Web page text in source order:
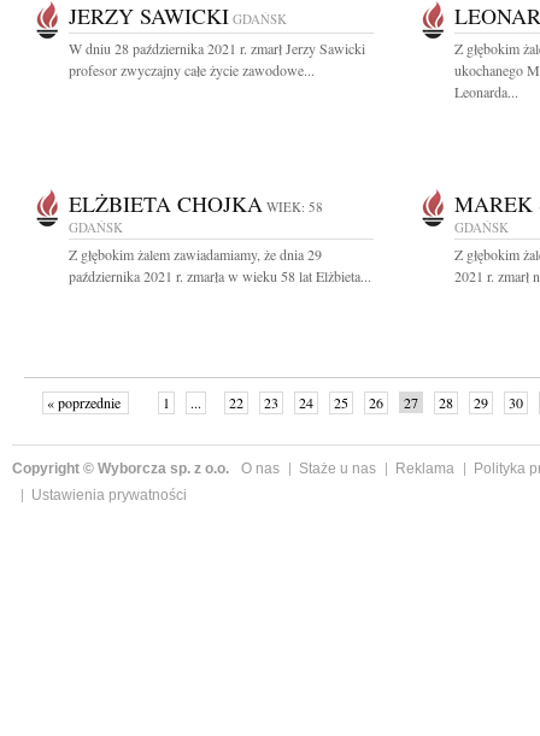
JERZY SAWICKI GDAŃSK
W dniu 28 października 2021 r. zmarł Jerzy Sawicki
profesor zwyczajny całe życie zawodowe...
Z głębokim
ukochanego
Leonarda...
ELŻBIETA CHOJKA WIEK: 58
GDAŃSK
Z głębokim żalem zawiadamiamy, że dnia 29
października 2021 r. zmarła w wieku 58 lat Elżbieta...
MAREK
GDAŃSK
Z głębokim
2021 r. zmarł
« poprzednie 1 ... 22 23 24 25 26 27 28 29
30
Copyright © Wyborcza sp. z o.o. O nas Staże u nas Reklama
Polityka
Ustawienia prywatności